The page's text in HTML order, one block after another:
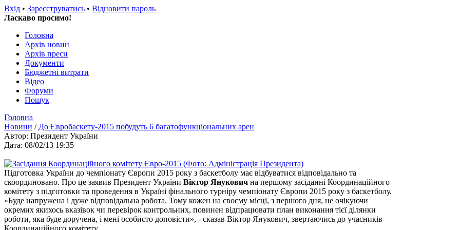
Вхід • Зареєструватись • Відновити пароль
Ласкаво просимо!
Головна
Архів новин
Архів преси
Документи
Бюджетні витрати
Відео
Форуми
Пошук
Головна
Новини / До Євробаскету-2015 побудуть 6 багатофункціональних арен
Автор: Президент України
Дата: 08/02/13 19:35
Підготовка України до чемпіонату Європи 2015 року з баскетболу має відбуватися відповідально та
скоординовано. Про це заявив Президент України Віктор Янукович на першому засіданні Координаційного
комітету з підготовки та проведення в Україні фінального турніру чемпіонату Європи 2015 року з баскетболу.
«Буде напружена і дуже відповідальна робота. Тому кожен на своєму місці, з першого дня, не очікуючи
окремих якихось вказівок чи перевірок контрольних, повинен відпрацювати план виконання тієї ділянки
роботи, яка буде доручена, і мені особисто доповісти», - сказав Віктор Янукович, звертаючись до учасників
Координаційного комітету.